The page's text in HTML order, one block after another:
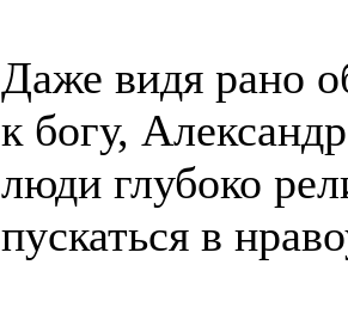
Даже видя рано
к богу,
люди глубоко
пускаться в